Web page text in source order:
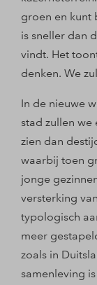
groen en kunt
is sneller dan
vindt. Het
denken. We
In de nieuwe
stad zullen
zien dan
waarbij toen
jonge
versterking
typologisch
meer
zoals in
samenleving